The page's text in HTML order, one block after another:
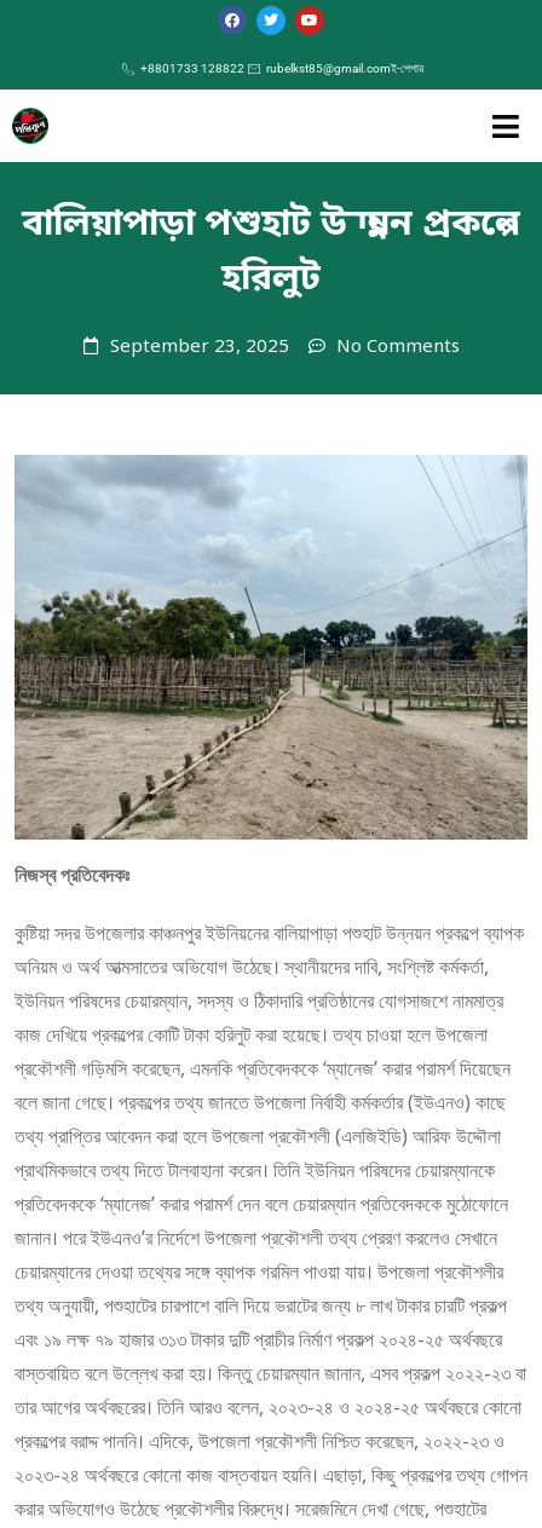
+8801733 128822 rubelkst85@gmail.comই-পেপার
বালিয়াপাড়া পশুহাট উন্নয়ন প্রকল্পে
হরিলুট
September 23, 2025 No Comments
নিজস্ব প্রতিবেদকঃ
কুষ্টিয়া সদর উপজেলার কাঞ্চনপুর ইউনিয়নের বালিয়াপাড়া পশুহাট উন্নয়ন প্রকল্পে ব্যাপক
অনিয়ম ও অর্থ আত্মসাতের অভিযোগ উঠেছে। স্থানীয়দের দাবি, সংশ্লিষ্ট কর্মকর্তা,
ইউনিয়ন পরিষদের চেয়ারম্যান, সদস্য ও ঠিকাদারি প্রতিষ্ঠানের যোগসাজশে নামমাত্র
কাজ দেখিয়ে প্রকল্পের কোটি টাকা হরিলুট করা হয়েছে। তথ্য চাওয়া হলে উপজেলা
প্রকৌশলী গড়িমসি করেছেন, এমনকি প্রতিবেদককে ‘ম্যানেজ’ করার পরামর্শ দিয়েছেন
বলে জানা গেছে। প্রকল্পের তথ্য জানতে উপজেলা নির্বাহী কর্মকর্তার (ইউএনও) কাছে
তথ্য প্রাপ্তির আবেদন করা হলে উপজেলা প্রকৌশলী (এলজিইডি) আরিফ উদ্দৌলা
প্রাথমিকভাবে তথ্য দিতে টালবাহানা করেন। তিনি ইউনিয়ন পরিষদের চেয়ারম্যানকে
প্রতিবেদককে ‘ম্যানেজ’ করার পরামর্শ দেন বলে চেয়ারম্যান প্রতিবেদককে মুঠোফোনে
জানান। পরে ইউএনও’র নির্দেশে উপজেলা প্রকৌশলী তথ্য প্রেরণ করলেও সেখানে
চেয়ারম্যানের দেওয়া তথ্যের সঙ্গে ব্যাপক গরমিল পাওয়া যায়। উপজেলা প্রকৌশলীর
তথ্য অনুযায়ী, পশুহাটের চারপাশে বালি দিয়ে ভরাটের জন্য ৮ লাখ টাকার চারটি প্রকল্প
এবং ১৯ লক্ষ ৭৯ হাজার ৩১৩ টাকার দুটি প্রাচীর নির্মাণ প্রকল্প ২০২৪-২৫ অর্থবছরে
বাস্তবায়িত বলে উল্লেখ করা হয়। কিন্তু চেয়ারম্যান জানান, এসব প্রকল্প ২০২২-২৩ বা
তার আগের অর্থবছরের। তিনি আরও বলেন, ২০২৩-২৪ ও ২০২৪-২৫ অর্থবছরে কোনো
প্রকল্পের বরাদ্দ পাননি। এদিকে, উপজেলা প্রকৌশলী নিশ্চিত করেছেন, ২০২২-২৩ ও
২০২৩-২৪ অর্থবছরে কোনো কাজ বাস্তবায়ন হয়নি। এছাড়া, কিছু প্রকল্পের তথ্য গোপন
করার অভিযোগও উঠেছে প্রকৌশলীর বিরুদ্ধে। সরেজমিনে দেখা গেছে, পশুহাটের